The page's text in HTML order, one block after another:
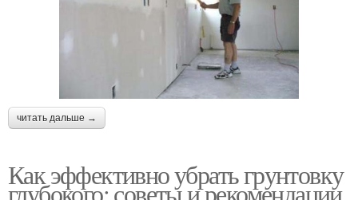
читать дальше →
Как эффективно убрать грунтовку